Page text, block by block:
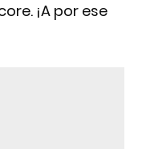
¡A por ese